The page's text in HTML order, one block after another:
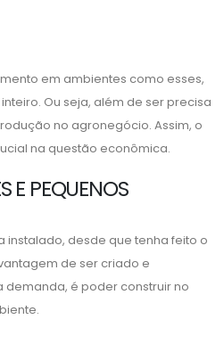
em ambientes como esses,
Ou seja, além de ser precisa
no agronegócio. Assim, o
na questão econômica.
E PEQUENOS
instalado, desde que tenha feito o
de ser criado e
é poder construir no